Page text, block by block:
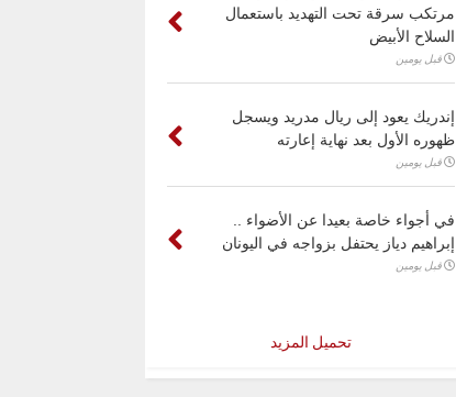
مرتكب سرقة تحت التهديد باستعمال
السلاح الأبيض
قبل يومين
إندريك يعود إلى ريال مدريد ويسجل
ظهوره الأول بعد نهاية إعارته
قبل يومين
في أجواء خاصة بعيدا عن الأضواء ..
إبراهيم دياز يحتفل بزواجه في اليونان
قبل يومين
تحميل المزيد